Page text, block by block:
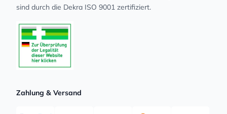
sind durch die Dekra ISO 9001 zertifiziert.
Zahlung & Versand